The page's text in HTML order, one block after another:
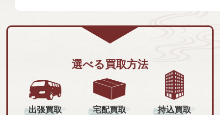
選べる買取方法
出張買取 宅配買取 持込買取